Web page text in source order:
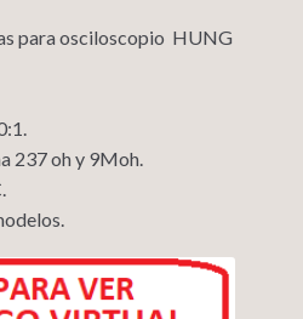
para osciloscopio HUNG
237 oh y 9Moh.